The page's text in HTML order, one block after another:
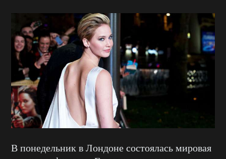
В понедельник в Лондоне состоялась мировая